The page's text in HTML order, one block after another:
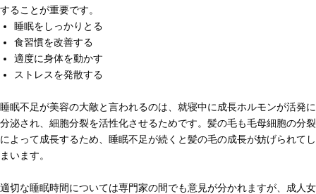
することが重要です。
睡眠をしっかりとる
食習慣を改善する
適度に身体を動かす
ストレスを発散する
睡眠不足が美容の大敵と言われるのは、就寝中に成長ホルモンが活発に
分泌され、細胞分裂を活性化させるためです。髪の毛も毛母細胞の分裂
によって成長するため、睡眠不足が続くと髪の毛の成長が妨げられてし
まいます。
適切な睡眠時間については専門家の間でも意見が分かれますが、成人女